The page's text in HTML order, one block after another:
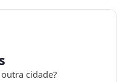
cidade?